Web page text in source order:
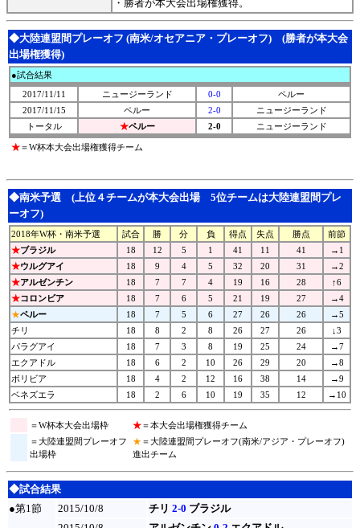
・勝者が本大会出場権獲得。
◆大陸連盟間プレーオフ (南米/オセアニア・プレーオフ) (勝者が本大会
出場権獲得)
●試合結果
2017/11/11
ニュージーランド 0-0
ペルー
2017/11/15
ペルー 2-0
ニュージーランド
トータル
★ペルー 2-0 ニュージーランド
★＝W杯本大会出場権獲得チーム
◆南米予選
(上位４チームが本大会出場 5位チームは大陸連盟間プレ
ーオフ)
2018年W杯・南米予選 試合 勝 分 負 得点 失点 勝点
前節
★ブラジル 18 12 5 1 41 11 41
→1
★ウルグアイ 18 9 4 5 32 20 31
→2
★アルゼンチン 18 7 7 4 19 16 28
↑6
★コロンビア 18 7 6 5 21 19 27
→4
★ペルー 18 7 5 6 27 26 26
→5
チリ
18 8 2 8 26 27 26
↓3
パラグアイ
18 7 3 8 19 25 24
→7
エクアドル
18 6 2 10 26 29 20
→8
ボリビア
18 4 2 12 16 38 14
→9
ベネズエラ
18 2 6 10 19 35 12 →10
＝W杯本大会出場枠 ★＝本大会出場権獲得チーム
＝大陸連盟間プレーオフ
出場枠
★ ＝大陸連盟間プレーオフ(南米/アジア・プレーオフ)
進出チーム
◆試合結果
●第1節
2015/10/8 チリ 2-0 ブラジル